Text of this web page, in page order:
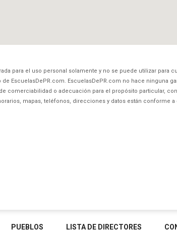
para el uso personal solamente y no se puede utilizar para
EscuelasDePR.com. EscuelasDePR.com no hace ninguna
comerciabilidad o adecuación para el propósito particular,
mapas, teléfonos, direcciones y datos están conforme a
PUEBLOS LISTA DE DIRECTORES